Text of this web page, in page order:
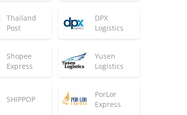
Thailand
Post
DPX
Logistics
Shopee
Express
Yusen
Logistics
SHIPPOP
PorLor
Express